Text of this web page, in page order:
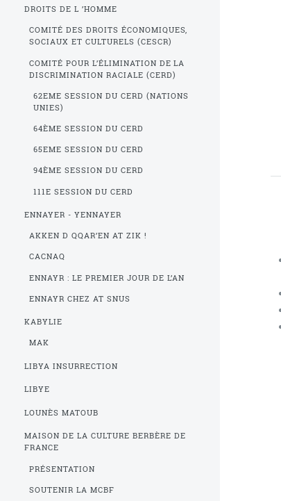
DROITS DE L ’HOMME
COMITÉ DES DROITS ÉCONOMIQUES,
SOCIAUX ET CULTURELS (CESCR)
COMITÉ POUR L’ÉLIMINATION DE LA
DISCRIMINATION RACIALE (CERD)
62EME SESSION DU CERD (NATIONS
UNIES)
64ÈME SESSION DU CERD
65EME SESSION DU CERD
94ÈME SESSION DU CERD
111E SESSION DU CERD
ENNAYER - YENNAYER
AKKEN D QQAR’EN AT ZIK !
CACNAQ
ENNAYR : LE PREMIER JOUR DE L’AN
ENNAYR CHEZ AT SNUS
KABYLIE
MAK
LIBYA INSURRECTION
LIBYE
LOUNÈS MATOUB
MAISON DE LA CULTURE BERBÈRE DE
FRANCE
PRÉSENTATION
SOUTENIR LA MCBF